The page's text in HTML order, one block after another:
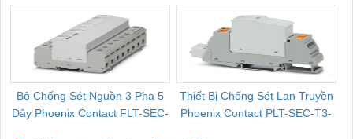
Bộ Chống Sét Nguồn 3 Pha 5
Dây Phoenix Contact FLT-SEC-
Thiết Bị Chống Sét Lan Truyền
Phoenix Contact PLT-SEC-T3-